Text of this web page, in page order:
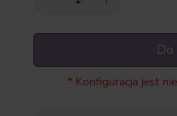
* Konfiguracja jest